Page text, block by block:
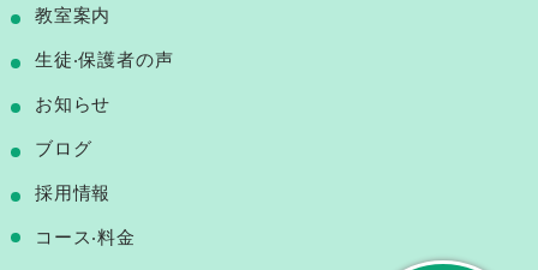
教室案内
⽣徒‧保護者の声
お知らせ
ブログ
採用情報
コース‧料⾦